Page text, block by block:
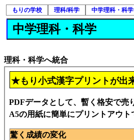
もりの学校 理科/科学 中学理科・科学
中学理科・科学
理科・科学へ統合